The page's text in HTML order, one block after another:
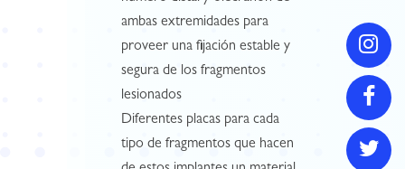
ambas extremidades para
proveer una fijación estable y
segura de los fragmentos
lesionados
Diferentes placas para cada
tipo de fragmentos que hacen